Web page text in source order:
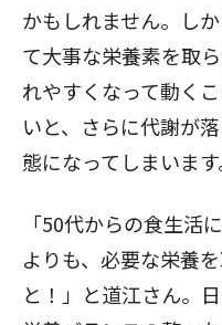
かもしれません。し
て大事な栄養素を取
れやすくなって動く
いと、さらに代謝が
態になってしまいます
「50代からの食生活
よりも、必要な栄養
と！」と道江さん。